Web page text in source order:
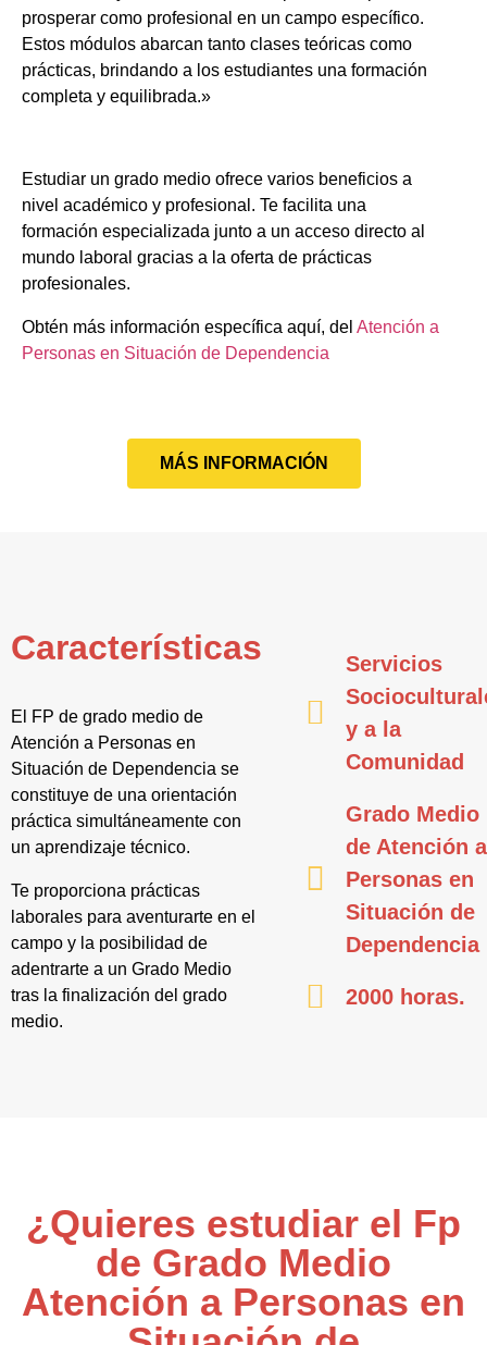
prosperar como profesional en un campo específico.
Estos módulos abarcan tanto clases teóricas como
prácticas, brindando a los estudiantes una formación
completa y equilibrada.»
Estudiar un grado medio ofrece varios beneficios a
nivel académico y profesional. Te facilita una
formación especializada junto a un acceso directo al
mundo laboral gracias a la oferta de prácticas
profesionales.
Obtén más información específica aquí, del Atención a
Personas en Situación de Dependencia
MÁS INFORMACIÓN
Características
El FP de grado medio de
Atención a Personas en
Situación de Dependencia se
constituye de una orientación
práctica simultáneamente con
un aprendizaje técnico.
Te proporciona prácticas
laborales para aventurarte en el
campo y la posibilidad de
adentrarte a un Grado Medio
tras la finalización del grado
medio.
Servicios
y a la
Comunidad
Grado Medio
de Atención a
Personas en
Situación de
Dependencia
2000 horas.
¿Quieres estudiar el Fp
de Grado Medio
Atención a Personas en